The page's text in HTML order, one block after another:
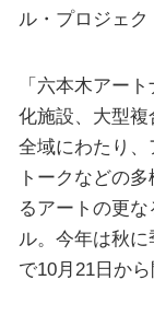
ル・プロジェク
「六本木アー
化施設、大型
全域にわたり、
トークなどの
るアートの更
ル。今年は秋
で10月21日から